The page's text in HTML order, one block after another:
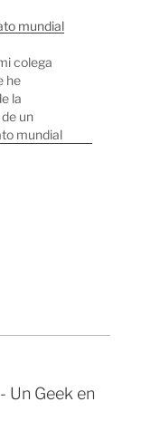
mundial
colega
he
la
un
mundial
Un Geek en